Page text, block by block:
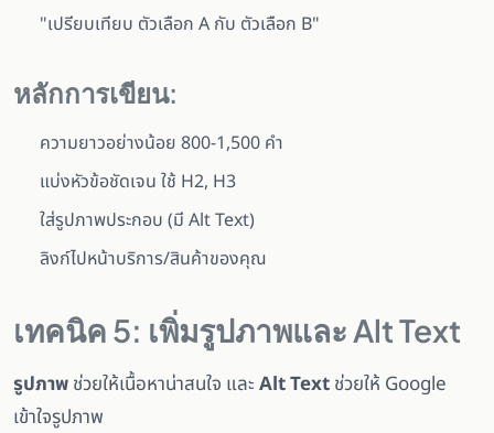
"เปรียบเทียบ ตัวเลือก A กับ ตัวเลือก B"
หลักการเขียน:
ความยาวอย่างน้อย 800-1,500 คำ
แบ่งหัวข้อชัดเจน ใช้ H2, H3
ใส่รูปภาพประกอบ (มี Alt Text)
ลิงก์ไปหน้าบริการ/สินค้าของคุณ
เทคนิค 5: เพิ่มรูปภาพและ Alt Text
รูปภาพช่วยให้เนื้อหาน่าสนใจ และAlt Textช่วยให้ Google
เข้าใจรูปภาพ